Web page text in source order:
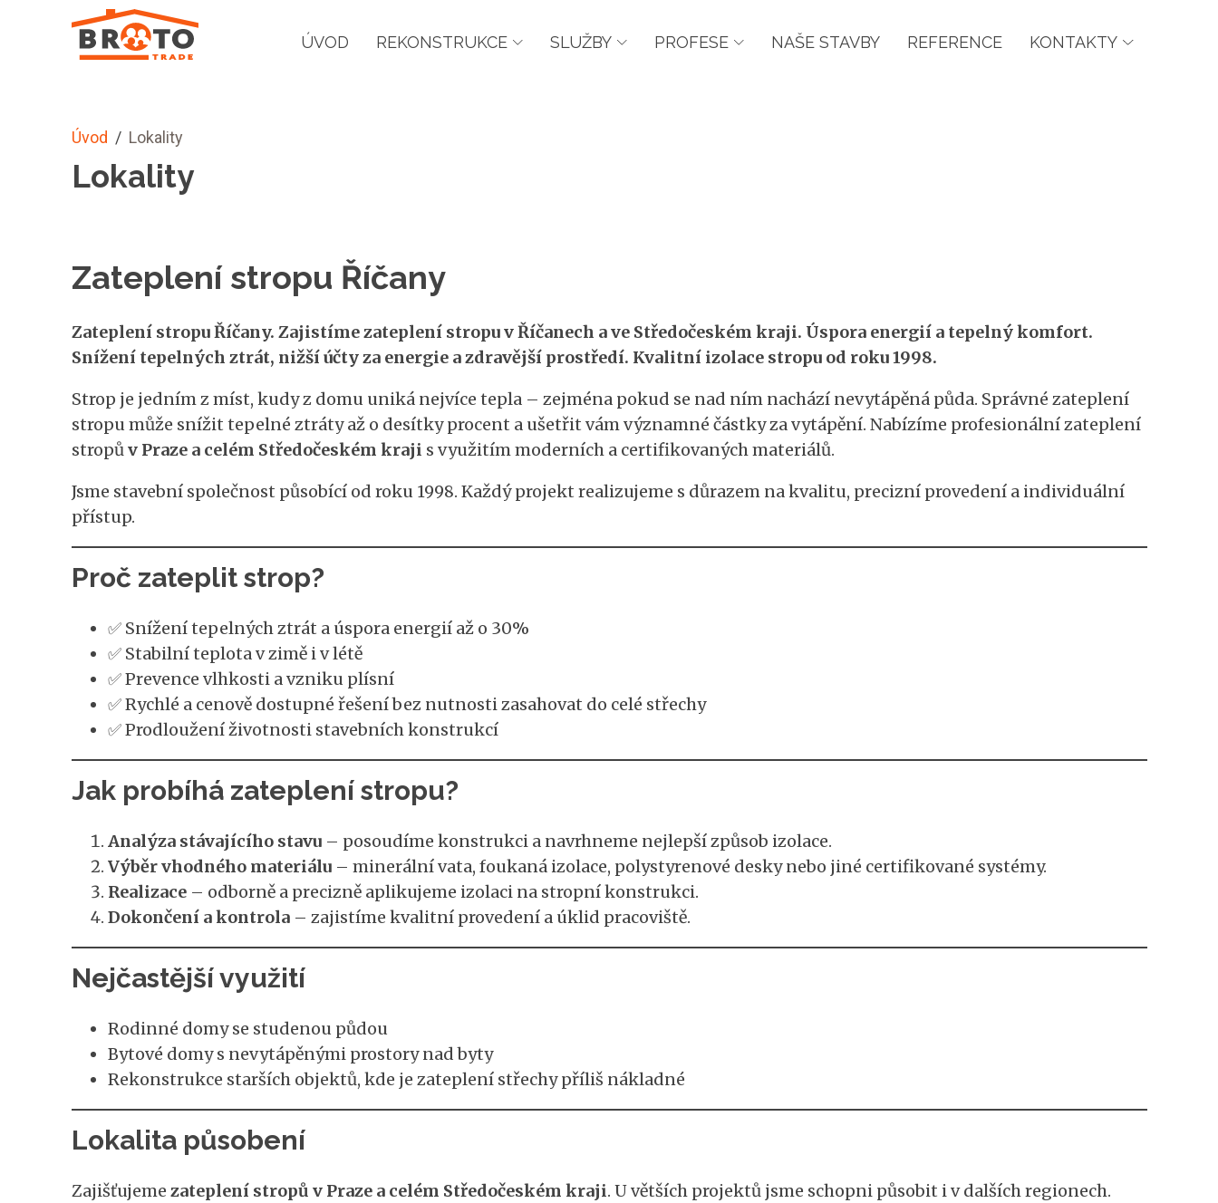
ÚVOD REKONSTRUKCE SLUŽBY PROFESE NAŠE STAVBY REFERENCE KONTAKTY
Úvod / Lokality
Lokality
Zateplení stropu Říčany
Zateplení stropu Říčany. Zajistíme zateplení stropu v Říčanech a ve Středočeském kraji. Úspora energií a tepelný komfort.
Snížení tepelných ztrát, nižší účty za energie a zdravější prostředí. Kvalitní izolace stropu od roku 1998.
Strop je jedním z míst, kudy z domu uniká nejvíce tepla – zejména pokud se nad ním nachází nevytápěná půda. Správné zateplení
stropu může snížit tepelné ztráty až o desítky procent a ušetřit vám významné částky za vytápění. Nabízíme profesionální zateplení
stropův Praze a celém Středočeském kraji s využitím moderních a certifikovaných materiálů.
Jsme stavební společnost působící od roku 1998. Každý projekt realizujeme s důrazem na kvalitu, precizní provedení a individuální
přístup.
Proč zateplit strop?
✅ Snížení tepelných ztrát a úspora energií až o 30%
✅ Stabilní teplota v zimě i v létě
✅ Prevence vlhkosti a vzniku plísní
✅ Rychlé a cenově dostupné řešení bez nutnosti zasahovat do celé střechy
✅ Prodloužení životnosti stavebních konstrukcí
Jak probíhá zateplení stropu?
Analýza stávajícího stavu– posoudíme konstrukci a navrhneme nejlepší způsob izolace.
Výběr vhodného materiálu– minerální vata, foukaná izolace, polystyrenové desky nebo jiné certifikované systémy.
Realizace– odborně a precizně aplikujeme izolaci na stropní konstrukci.
Dokončení a kontrola– zajistíme kvalitní provedení a úklid pracoviště.
Nejčastější využití
Rodinné domy se studenou půdou
Bytové domy s nevytápěnými prostory nad byty
Rekonstrukce starších objektů, kde je zateplení střechy příliš nákladné
Lokalita působení
Zajišťujeme zateplení stropů v Praze a celém Středočeském kraji. U větších projektů jsme schopni působit i v dalších regionech.